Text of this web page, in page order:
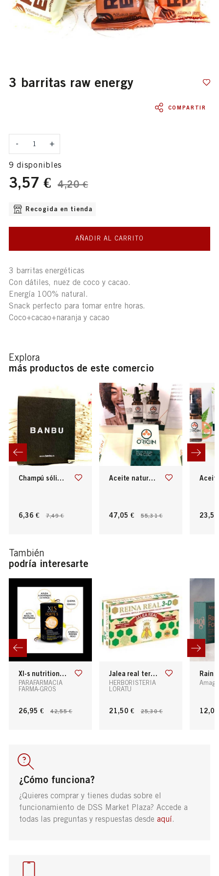
3 barritas raw energy
COMPARTIR
- +
9 disponibles
3,57 € 4,20 €
OPCIONES DE ENVÍO DISPONIBLE
Recogida en tienda
AÑADIR AL CARRITO
3 barritas energéticas
Con dátiles, nuez de coco y cacao.
Energía 100% natural.
Snack perfecto para tomar entre horas.
Coco+cacao+naranja y cacao
Explora
más productos de este comercio
champú sólido pelo graso
6,36 € 7,49 €
aceite natural oil blend 10% cbd
47,05 € 55,31 €
aceite
También
podría interesarte
xl-s nutrition forte 5. batido quemagrasa. alto nivel de proteina. con hierro, cobre y vitaminas del grupo b.
PARAFARMACIA
FARMA-GROS
26,95 € 42,55 €
jalea real tercera edad reina real
HERBORISTERIA
LORATU
21,50 € 25,30 €
rain foam
Amagi
¿Cómo funciona?
¿Quieres comprar y tienes dudas sobre el
funcionamiento de DSS Market Plaza? Accede a
todas las preguntas y respuestas desde aquí .